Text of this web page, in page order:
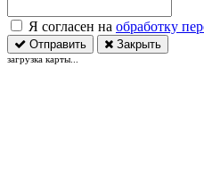
Я согласен на обработку
Отправить Закрыть
загрузка карты...